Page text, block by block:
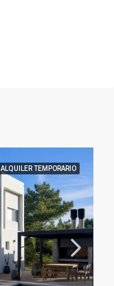
ALQUILER TEMPORARIO